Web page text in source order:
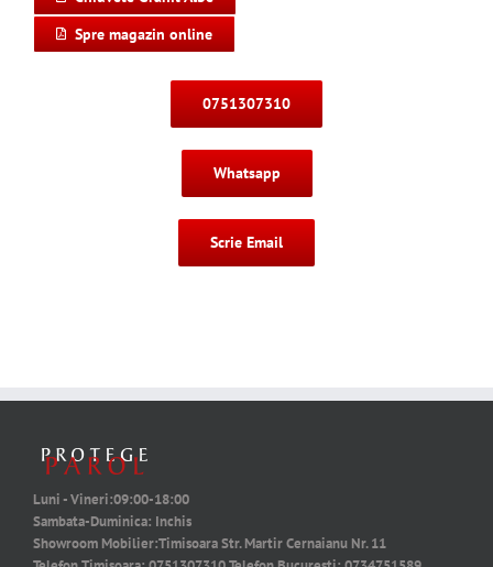
Spre magazin online
0751307310
Whatsapp
Scrie Email
Luni - Vineri:09:00-18:00
Sambata-Duminica: Inchis
Showroom Mobilier:Timisoara Str. Martir Cernaianu Nr. 11